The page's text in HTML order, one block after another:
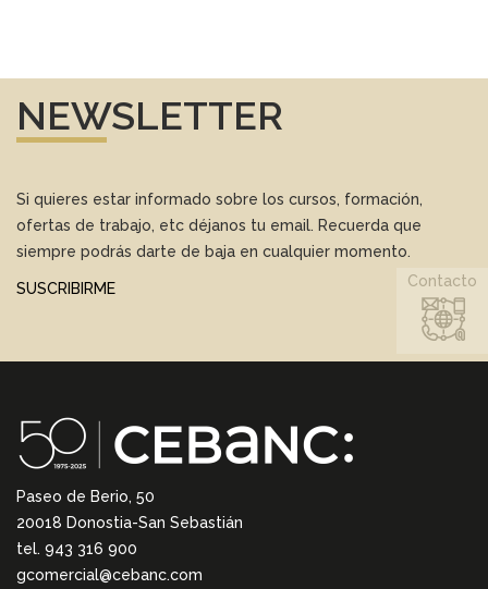
NEWSLETTER
Si quieres estar informado sobre los cursos, formación,
ofertas de trabajo, etc déjanos tu email. Recuerda que
siempre podrás darte de baja en cualquier momento.
SUSCRIBIRME
Paseo de Berio, 50
20018 Donostia-San Sebastián
tel. 943 316 900
gcomercial@cebanc.com
Contacto